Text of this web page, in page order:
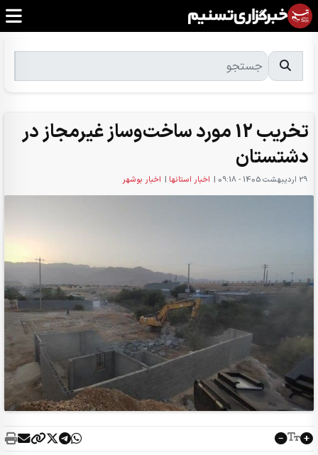
تخریب 12 مورد ساخت‌وساز غیرمجاز در
دشتستان
29 ارديبهشت 1405 - 09:18 | اخبار استانها | اخبار بوشهر